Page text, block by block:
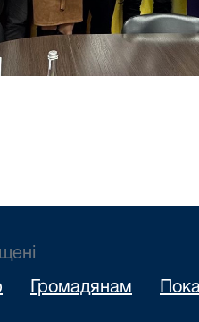
Громадянам